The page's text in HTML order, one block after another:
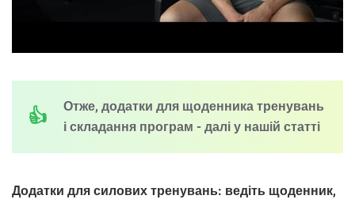
Отже, додатки для щоденника тренувань
і складання програм - далі у нашій статті
Додатки для силових тренувань: ведіть щоденник,